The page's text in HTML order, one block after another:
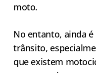
moto.
No entanto, ainda
trânsito,
que existem